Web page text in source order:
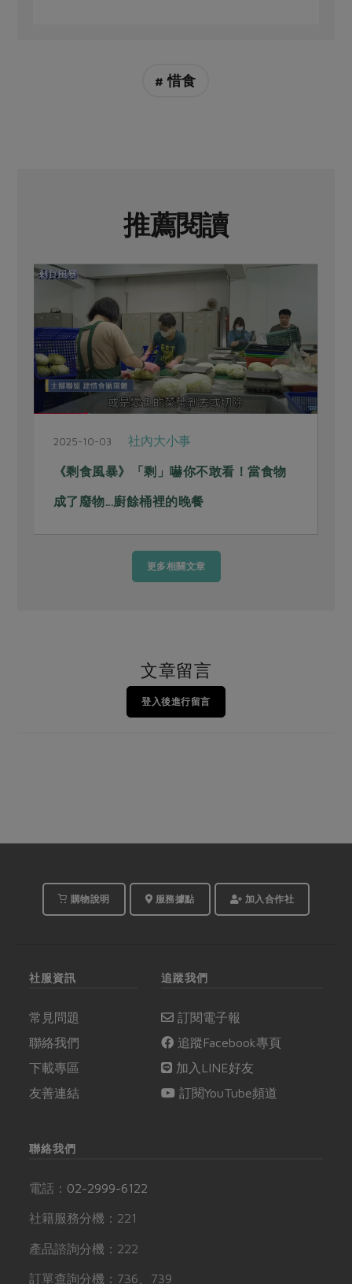
# 惜食
推薦閱讀
2025-10-03 社內大小事
《剩食風暴》「剩」嚇你不敢看！當食物
成了廢物...廚餘桶裡的晚餐
更多相關文章
文章留言
登入後進行留言
購物說明 服務據點 加入合作社
社服資訊
常見問題
聯絡我們
下載專區
友善連結
追蹤我們
訂閱電子報
追蹤Facebook專頁
加入LINE好友
訂閱YouTube頻道
聯絡我們
電話： 02-2999-6122
社籍服務分機：221
產品諮詢分機：222
訂單查詢分機：736、739